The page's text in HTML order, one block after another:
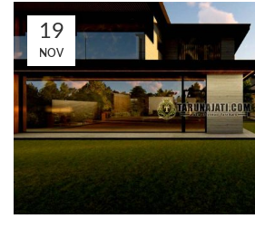
19
NOV